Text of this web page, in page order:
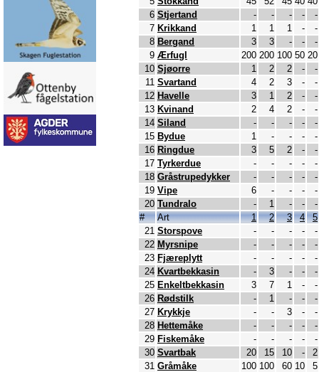
6 Stjertand - - - -
-
7 Krikkand 1 1 1 -
-
8 Bergand 3 3 - -
-
9 Ærfugl 200 200 100 50 20
10 Sjøorre 1 2 2 -
-
11 Svartand 4 2 3 -
-
12 Havelle 3 1 2 -
-
13 Kvinand 2 4 2 -
-
14 Siland - - - -
-
15 Bydue 1 - - -
-
16 Ringdue 3 5 2 -
-
17 Tyrkerdue - - - -
-
18 Gråstrupedykker - - - -
-
19 Vipe 6 - - -
-
20 Tundralo - 1 - -
-
#
Art 1 2 3 4
5
21 Storspove - - - -
-
22 Myrsnipe - - - -
-
23 Fjæreplytt - - - -
-
24 Kvartbekkasin - 3 - -
-
25 Enkeltbekkasin 3 7 1 -
-
26 Rødstilk - 1 - -
-
27 Krykkje - - 3 -
-
28 Hettemåke - - - -
-
29 Fiskemåke - - - -
-
30 Svartbak 20 15 10 -
2
31 Gråmåke 100 100 60 10
5